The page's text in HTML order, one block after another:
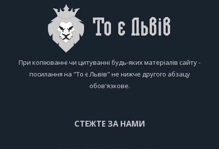
При копіюванні чи цитуванні будь-яких матеріалів сайту -
посилання на "То є Львів" не нижче другого абзацу
обов'язкове.
СТЕЖТЕ ЗА НАМИ